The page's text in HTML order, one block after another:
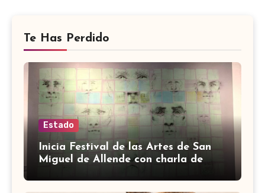
Te Has Perdido
Estado
Inicia Festival de las Artes de San
Miguel de Allende con charla de